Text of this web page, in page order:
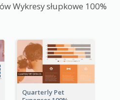
Wykresy słupkowe 100%
Quarterly Pet